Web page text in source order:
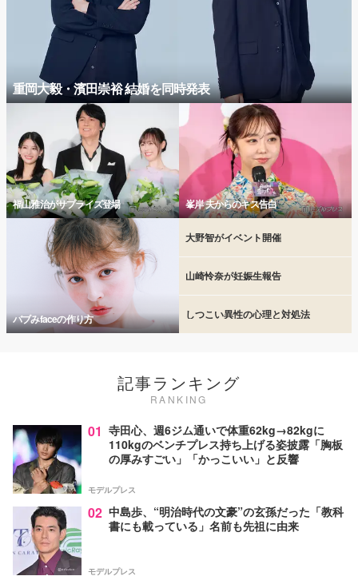
重岡大毅・濱田崇裕 結婚を同時発表
福山雅治がサプライズ登場 峯岸 夫からのキス告白
バブみfaceの作り方
大野智がイベント開催
山崎怜奈が妊娠生報告
しつこい異性の心理と対処法
記事ランキング
RANKING
01 寺田心、週6ジム通いで体重62kg→82kgに
110kgのベンチプレス持ち上げる姿披露「胸板
の厚みすごい」「かっこいい」と反響
モデルプレス
02 中島歩、“明治時代の文豪”の玄孫だった「教科
書にも載っている」名前も先祖に由来
モデルプレス